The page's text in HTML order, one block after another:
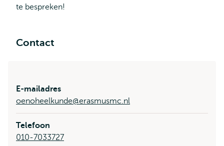
te bespreken!
Contact
E-mailadres
oenoheelkunde@erasmusmc.nl
Telefoon
010-7033727